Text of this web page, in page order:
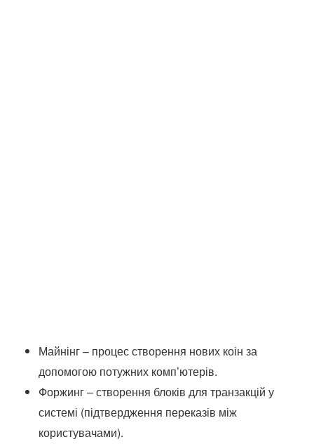
Майнінг – процес створення нових коін за
допомогою потужних комп’ютерів.
Форжинг – створення блоків для транзакцій у
системі (підтвердження переказів між
користувачами).